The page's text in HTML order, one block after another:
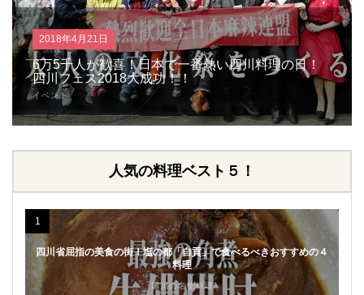
2018年4月21日
6万5千人が歓喜！日本で一番熱い四川料理の日！
四川フェス2018大成功！！
イベント
人気の料理ベスト５！
1
四川省屈指の美食の街！塩の都「自貢」で食べるべきおすすめの４
料理
四川の名物料理